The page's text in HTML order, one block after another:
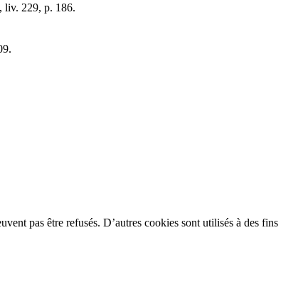
liv. 229, p. 186.
pas être refusés. D’autres cookies sont utilisés à des fins